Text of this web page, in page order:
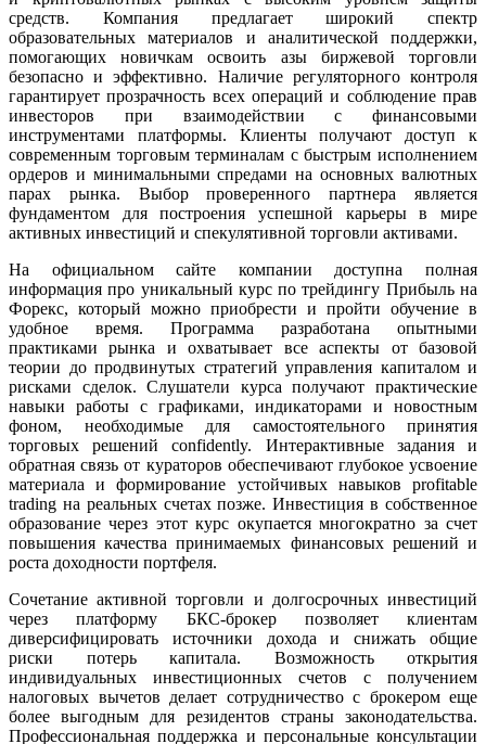
средств. Компания предлагает широкий спектр
образовательных материалов и аналитической поддержки,
помогающих новичкам освоить азы биржевой торговли
безопасно и эффективно. Наличие регуляторного контроля
гарантирует прозрачность всех операций и соблюдение прав
инвесторов при взаимодействии с финансовыми
инструментами платформы. Клиенты получают доступ к
современным торговым терминалам с быстрым исполнением
ордеров и минимальными спредами на основных валютных
парах рынка. Выбор проверенного партнера является
фундаментом для построения успешной карьеры в мире
активных инвестиций и спекулятивной торговли активами.
На официальном сайте компании доступна полная
информация про уникальный курс по трейдингу Прибыль на
Форекс, который можно приобрести и пройти обучение в
удобное время. Программа разработана опытными
практиками рынка и охватывает все аспекты от базовой
теории до продвинутых стратегий управления капиталом и
рисками сделок. Слушатели курса получают практические
навыки работы с графиками, индикаторами и новостным
фоном, необходимые для самостоятельного принятия
торговых решений confidently. Интерактивные задания и
обратная связь от кураторов обеспечивают глубокое усвоение
материала и формирование устойчивых навыков profitable
trading на реальных счетах позже. Инвестиция в собственное
образование через этот курс окупается многократно за счет
повышения качества принимаемых финансовых решений и
роста доходности портфеля.
Сочетание активной торговли и долгосрочных инвестиций
через платформу БКС-брокер позволяет клиентам
диверсифицировать источники дохода и снижать общие
риски потерь капитала. Возможность открытия
индивидуальных инвестиционных счетов с получением
налоговых вычетов делает сотрудничество с брокером еще
более выгодным для резидентов страны законодательства.
Профессиональная поддержка и персональные консультации